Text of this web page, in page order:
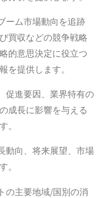
ーム市場動向を追跡
買収などの競争戦略
的意思決定に役立つ
を提供します。
促進要因、業界特有の
成長に影響を与える
。
動向、将来展望、市場
。
の主要地域/国別の消